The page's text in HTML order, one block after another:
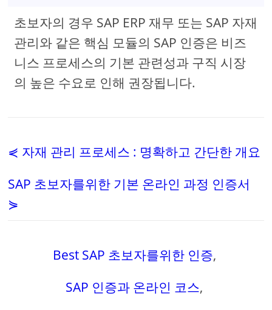
초보자의 경우 SAP ERP 재무 또는 SAP 자재
관리와 같은 핵심 모듈의 SAP 인증은 비즈
니스 프로세스의 기본 관련성과 구직 시장
의 높은 수요로 인해 권장됩니다.
⋞ 자재 관리 프로세스 : 명확하고 간단한 개요
SAP 초보자를위한 기본 온라인 과정 인증서
⋟
Best SAP 초보자를위한 인증,
SAP 인증과 온라인 코스,